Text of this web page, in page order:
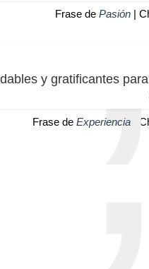
Frase de Pasión |
y gratificantes para
Frase de Experiencia |